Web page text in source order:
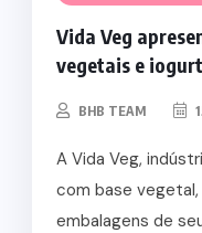
Vida Veg
vegetais e
BHB TEAM
A Vida Veg,
com base
embalagens de